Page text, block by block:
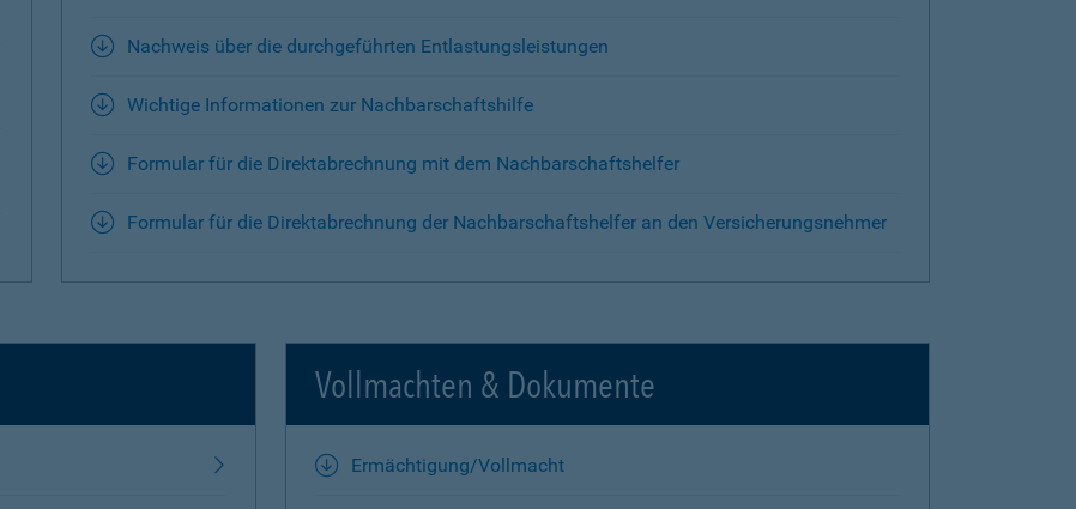
Nachweis über die durchgeführten Entlastungsleistungen
Wichtige Informationen zur Nachbarschaftshilfe
Formular für die Direktabrechnung mit dem Nachbarschaftshelfer
Formular für die Direktabrechnung der Nachbarschaftshelfer an den Versicherungsnehmer
Vollmachten & Dokumente
Ermächtigung/Vollmacht